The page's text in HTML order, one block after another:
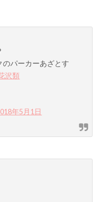
パーカーあざとす
沢類
年5月1日